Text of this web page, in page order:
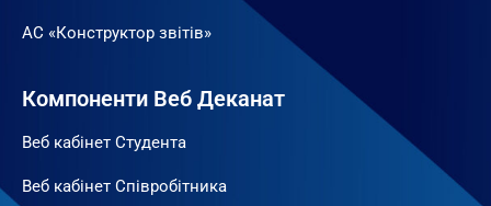
АС «Конструктор звітів»
Компоненти Веб Деканат
Веб кабінет Студента
Веб кабінет Співробітника